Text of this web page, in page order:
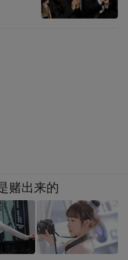
赌出来的